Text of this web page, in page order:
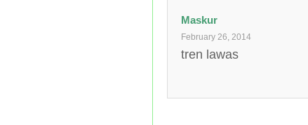
Maskur
February 26, 2014
tren lawas